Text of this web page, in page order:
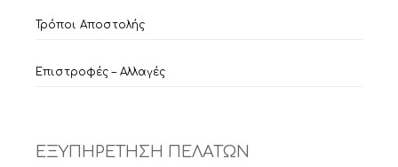
Τρόποι Αποστολής
Επιστροφές – Αλλαγές
ΕΞΥΠΗΡΕΤΗΣΗ ΠΕΛΑΤΩΝ